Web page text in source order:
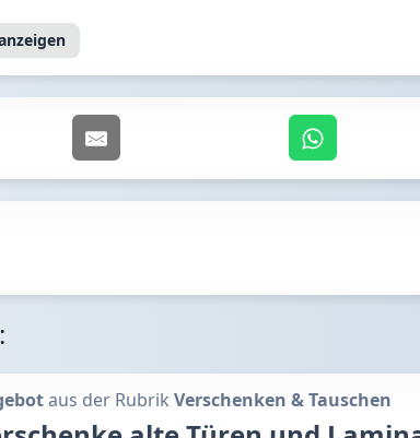
aus der Rubrik Verschenken & Tauschen